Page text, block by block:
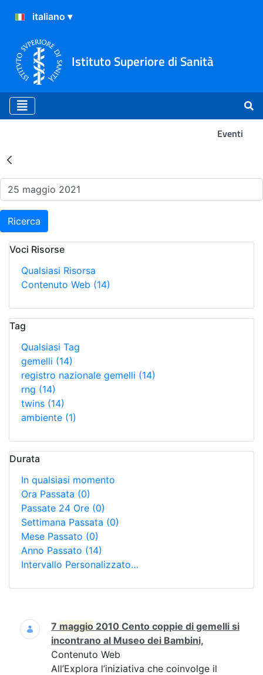
Istituto Superiore di Sanità
Eventi
Risultati della Ricerca -
Ricerca
Voci Risorse
Qualsiasi Risorsa
Contenuto Web (14)
Tag
Qualsiasi Tag
gemelli (14)
registro nazionale gemelli (14)
rng (14)
twins (14)
ambiente (1)
Durata
In qualsiasi momento
Ora Passata (0)
Passate 24 Ore (0)
Settimana Passata (0)
Mese Passato (0)
Anno Passato (14)
Intervallo Personalizzato…
Ricerca
7 maggio 2010 Cento coppie di gemelli si
incontrano al Museo dei Bambini,
Contenuto Web
All’Explora l’iniziativa che coinvolge il